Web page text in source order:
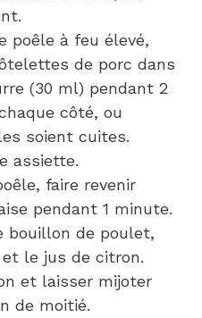
poêle à feu élevé,
de porc dans
(30 ml) pendant 2
côté, ou
soient cuites.
assiette.
faire revenir
pendant 1 minute.
bouillon de poulet,
le jus de citron.
et laisser mijoter
de moitié.